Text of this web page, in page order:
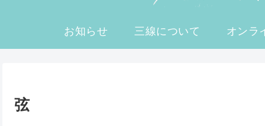
お知らせ 三線について オンラ
弦